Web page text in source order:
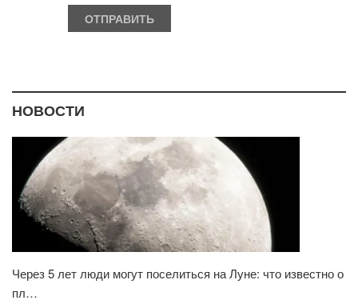
НОВОСТИ
Через 5 лет люди могут поселиться на Луне: что известно о
пл…